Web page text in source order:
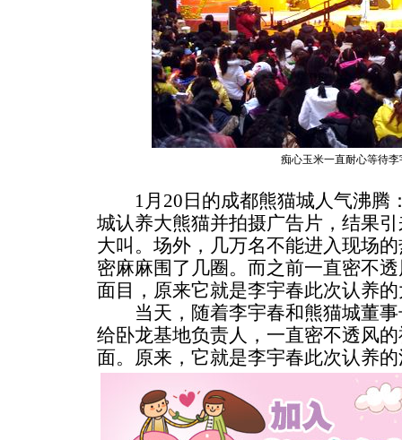
痴心玉米一直耐心等待李
1月20日的成都熊猫城人气沸腾
城认养大熊猫并拍摄广告片，结果
大叫。场外，几万名不能进入现场
密麻麻围了几圈。而之前一直密不
面目，原来它就是李宇春此次认养
当天，随着李宇春和熊猫城董事
给卧龙基地负责人，一直密不透风
面。原来，它就是李宇春此次认养